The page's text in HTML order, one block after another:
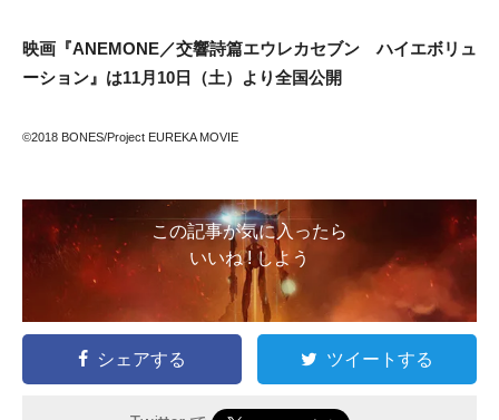
映画『ANEMONE／交響詩篇エウレカセブン ハイエボリュ
ーション』は11月10日（土）より全国公開
©2018 BONES/Project EUREKA MOVIE
この記事が気に入ったら
いいね ! しよう
シェアする ツイートする